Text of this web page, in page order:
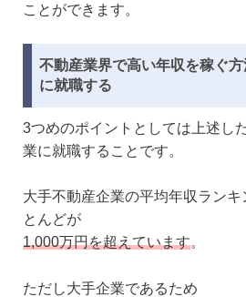
ことができます。
不動産業界で高い年収を稼ぐ
に就職する
3つめのポイントとしては上述し
業に就職することです。
大手不動産企業の平均年収ラン
とんどが
1,000万円を超えています。
ただし大手企業であるため